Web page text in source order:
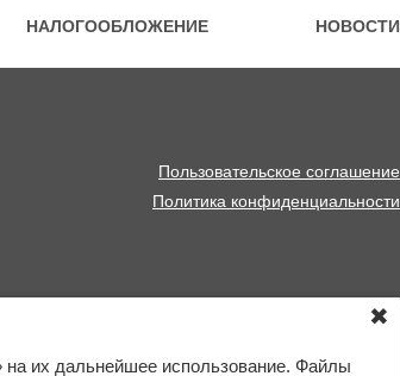
НАЛОГООБЛОЖЕНИЕ НОВОСТИ
Пользовательское соглашение
Политика конфиденциальности
их дальнейшее использование. Файлы
✖